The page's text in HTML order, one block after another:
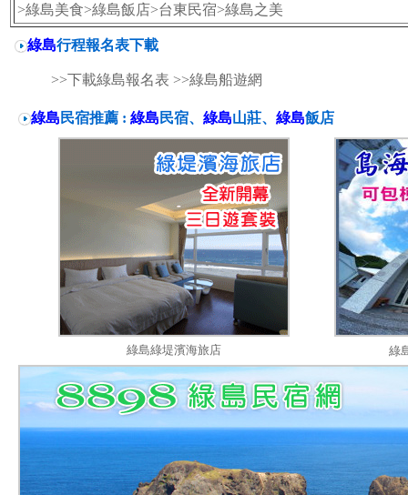
>綠島美食>綠島飯店>台東民宿>綠島之美
綠島行程報名表下載
>>下載綠島報名表 >>綠島船遊網
綠島 民宿推薦 : 綠島 民宿、 綠島山莊、 綠島飯店
綠島綠堤濱海旅店 綠